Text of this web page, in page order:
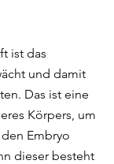
ist das
und damit
Das ist eine
Körpers, um
Embryo
dieser besteht